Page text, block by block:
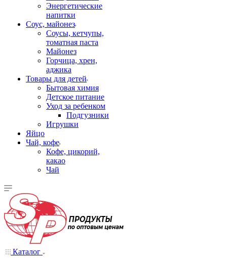
Энергетические
напитки
Соус, майонез
Соусы, кетчупы,
томатная паста
Майонез
Горчица, хрен,
аджика
Товары для детей
Бытовая химия
Детское питание
Уход за ребенком
Подгузники
Игрушки
Яйцо
Чай, кофе
Кофе, цикорий,
какао
Чай
Каталог